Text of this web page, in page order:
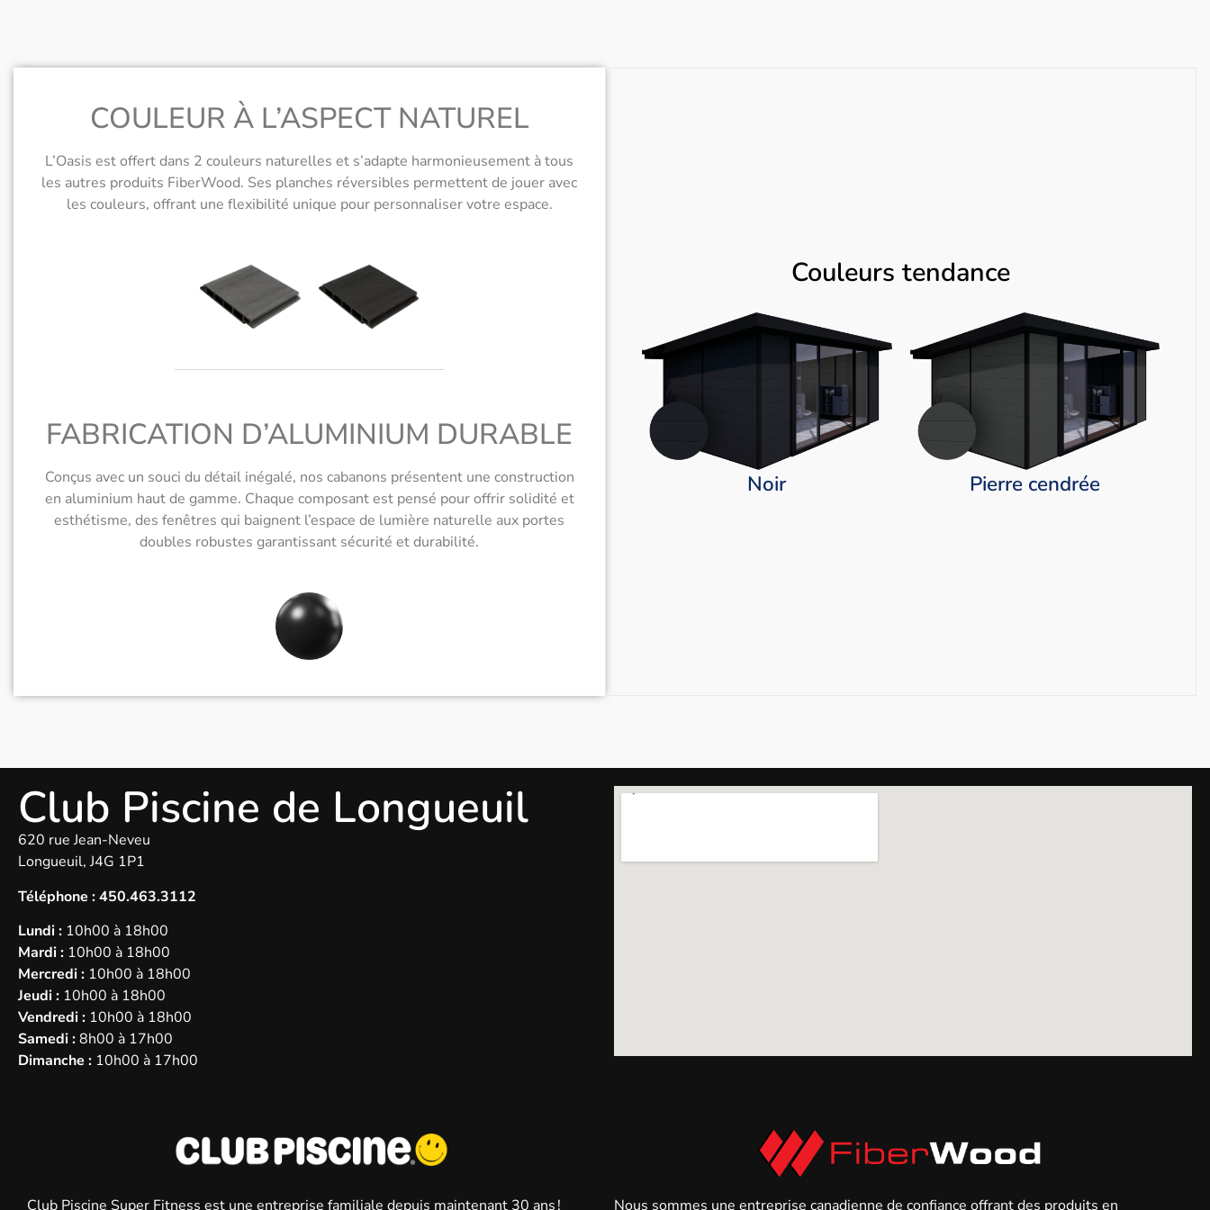
COULEUR À L’ASPECT NATUREL
L’Oasis est offert dans 2 couleurs naturelles et s’adapte harmonieusement à tous
les autres produits FiberWood. Ses planches réversibles permettent de jouer avec
les couleurs, offrant une flexibilité unique pour personnaliser votre espace.
FABRICATION D’ALUMINIUM DURABLE
Conçus avec un souci du détail inégalé, nos cabanons présentent une construction
en aluminium haut de gamme. Chaque composant est pensé pour offrir solidité et
esthétisme, des fenêtres qui baignent l’espace de lumière naturelle aux portes
doubles robustes garantissant sécurité et durabilité.
Couleurs tendance
Noir Pierre cendrée
Club Piscine de Longueuil
620 rue Jean-Neveu
Longueuil, J4G 1P1
Téléphone :450.463.3112
Lundi : 10h00 à 18h00
Mardi : 10h00 à 18h00
Mercredi : 10h00 à 18h00
Jeudi : 10h00 à 18h00
Vendredi : 10h00 à 18h00
Samedi :8h00 à 17h00
Dimanche : 10h00 à 17h00
Club Piscine Super Fitness est une entreprise familiale depuis maintenant 30 ans ! Nous sommes une entreprise canadienne de confiance offrant des produits en